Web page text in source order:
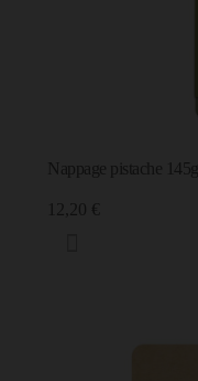
Nappage pistache 145g
12,20 €